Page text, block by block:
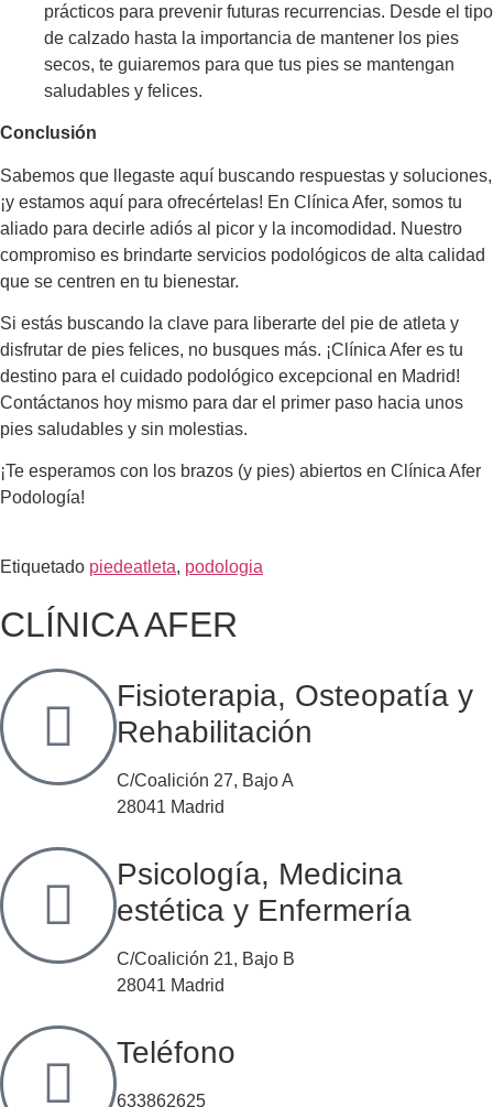
prácticos para prevenir futuras recurrencias. Desde el tipo
de calzado hasta la importancia de mantener los pies
secos, te guiaremos para que tus pies se mantengan
saludables y felices.
Conclusión
Sabemos que llegaste aquí buscando respuestas y soluciones,
¡y estamos aquí para ofrecértelas! En Clínica Afer, somos tu
aliado para decirle adiós al picor y la incomodidad. Nuestro
compromiso es brindarte servicios podológicos de alta calidad
que se centren en tu bienestar.
Si estás buscando la clave para liberarte del pie de atleta y
disfrutar de pies felices, no busques más. ¡Clínica Afer es tu
destino para el cuidado podológico excepcional en Madrid!
Contáctanos hoy mismo para dar el primer paso hacia unos
pies saludables y sin molestias.
¡Te esperamos con los brazos (y pies) abiertos en Clínica Afer
Podología!
Etiquetado piedeatleta, podologia
CLÍNICA AFER
Fisioterapia, Osteopatía y
Rehabilitación​
C/Coalición 27, Bajo A
28041 Madrid
Psicología, Medicina
estética y Enfermería
C/Coalición 21, Bajo B
28041 Madrid
Teléfono
633862625